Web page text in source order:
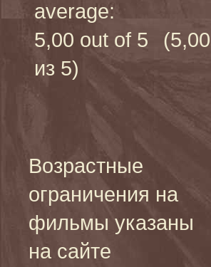
(5,00
из 5)
Возрастные
ограничения на
фильмы указаны
на сайте